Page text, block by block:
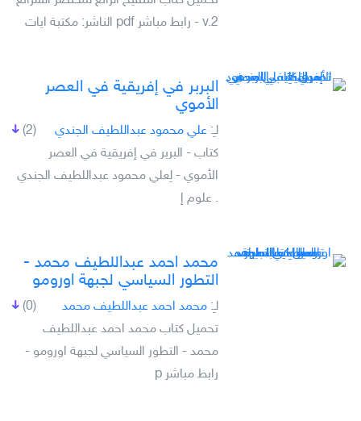
v.2 - رابط مباشر pdf الناشر: مكتبة ايات
البربر في إفريقية في العصر
الأموي
(2) لـِ: علي محمود عبداللطيف الجندي
كتاب - البربر في إفريقية في العصر
الأموي - لِعلي محمود عبداللطيف الجندي
. علوم إ
محمد احمد عبداللطيف محمد -
التطور السياسي لجبهة اورومو
(0) لـِ: محمد احمد عبداللطيف محمد
تحميل كتاب محمد احمد عبداللطيف
محمد - التطور السياسي لجبهة اورومو -
رابط مباشر p